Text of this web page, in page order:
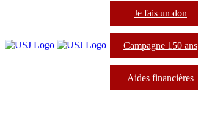
Je fais un don
Campagne 150 ans
Aides financières